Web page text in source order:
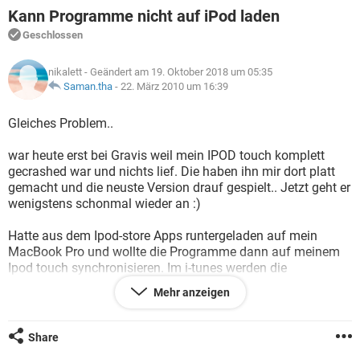
WHATSAPP TIKTOK
FACEBOOK
WINDOWS 10
WHATSAPP
FACEBOOK HARDWARE
SPIELE STREAMING
ANDROID
WINDOWS 10 INSTAGRAM
WHATSAPP
FACEBOOK
FORUM
SPIELE
ANDROID IOS
FACEBOOK HARDWARE
LEXIKON
SPIELE
ANDROID
WINDOWS 10 INSTAGRAM
WHATSAPP TIKTOK
FACEBOOK HARDWARE
Kann Programme nicht auf iPod laden
Geschlossen
nikalett - Geändert am 19. Oktober 2018 um 05:35
Saman.tha - 22. März 2010 um 16:39
Gleiches Problem..
war heute erst bei Gravis weil mein IPOD touch komplett
gecrashed war und nichts lief. Die haben ihn mir dort platt
gemacht und die neuste Version drauf gespielt.. Jetzt geht er
wenigstens schonmal wieder an :)
Hatte aus dem Ipod-store Apps runtergeladen auf mein
MacBook Pro und wollte die Programme dann auf meinem
Ipod touch synchronisieren. Im i-tunes werden die
Programme angezeigt, ich setze Häkchen und sobald ich auf
"anwenden" drücke sind die Häkchen wieder weg und kein
Mehr anzeigen
Share